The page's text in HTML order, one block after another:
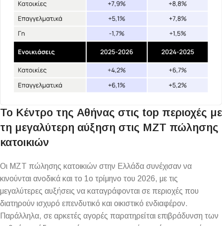
Το Κέντρο της Αθήνας στις top περιοχές με
τη μεγαλύτερη αύξηση στις MZT πώλησης
κατοικιών
Οι ΜΖΤ πώλησης κατοικιών στην Ελλάδα συνέχισαν να
κινούνται ανοδικά και το 1ο τρίμηνο του 2026, με τις
μεγαλύτερες αυξήσεις να καταγράφονται σε περιοχές που
διατηρούν ισχυρό επενδυτικό και οικιστικό ενδιαφέρον.
Παράλληλα, σε αρκετές αγορές παρατηρείται επιβράδυνση των